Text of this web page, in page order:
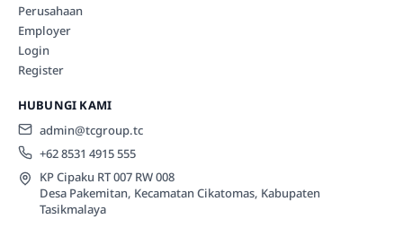
Perusahaan
Employer
Login
Register
HUBUNGI KAMI
admin@tcgroup.tc
+62 8531 4915 555
KP Cipaku RT 007 RW 008
Desa Pakemitan, Kecamatan Cikatomas, Kabupaten
Tasikmalaya